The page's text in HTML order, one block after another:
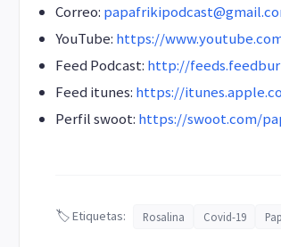
Correo:
YouTube: https://
Feed Podcast: http://
Feed itunes: https://
Perfil swoot: https://swoot.com/
🏷️ Etiquetas: Rosalina Covid-19